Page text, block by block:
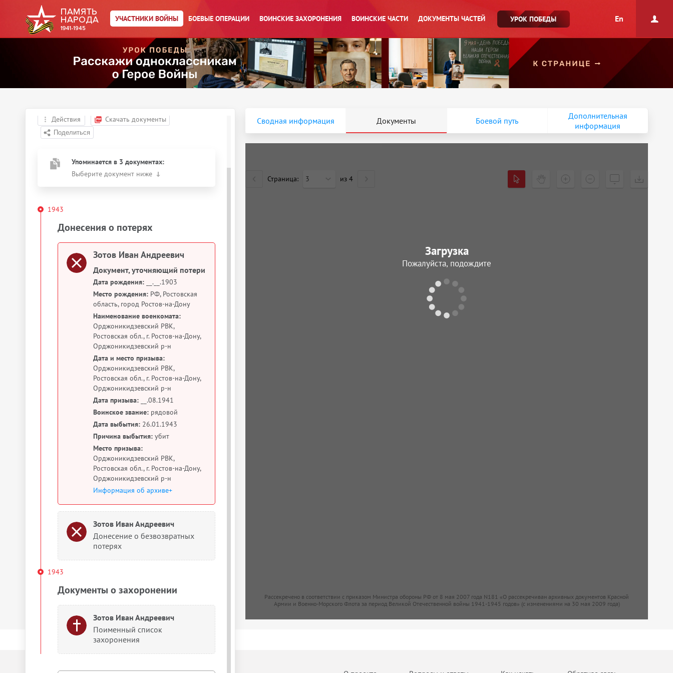
УЧАСТНИКИ ВОЙНЫ БОЕВЫЕ ОПЕРАЦИИ ВОИНСКИЕ ЗАХОРОНЕНИЯ ВОИНСКИЕ ЧАСТИ ДОКУМЕНТЫ ЧАСТЕЙ УРОК ПОБЕДЫ En
Главная страница/ Участники войны/
Зотов Иван Андреевич
Действия
Скачать документы
Упоминается в 3 документах:
Выберите документ ниже
1943
Донесения о потерях
Зотов Иван Андреевич
Документ, уточняющий потери
Дата рождения: __.__.1903
Место рождения: РФ, Ростовская
область, город Ростов-на-Дону
Наименование военкомата:
Орджоникидзевский РВК,
Ростовская обл., г. Ростов-на-Дону,
Орджоникидзевский р-н
Дата и место призыва:
Орджоникидзевский РВК,
Ростовская обл., г. Ростов-на-Дону,
Орджоникидзевский р-н
Дата призыва: __.08.1941
Воинское звание: рядовой
Дата выбытия: 26.01.1943
Причина выбытия: убит
Место призыва:
Орджоникидзевский РВК,
Ростовская обл., г. Ростов-на-Дону,
Орджоникидзевский р-н
Информация об архиве+
Зотов Иван Андреевич
Донесение о безвозвратных
потерях
1943
Документы о захоронении
Зотов Иван Андреевич
Поименный список
захоронения
Сводная информация Документы Боевой путь
Дополнительная
информация
Страница: 3 из 4
Рассекречено в соответствии с приказом Министра обороны РФ от 8 мая 2007 года N181 «О рассекречиван архивных документов Красной
Армии и Военно-Морского Флота за период Великой Отечественной войны 1941-1945 годов» (с изменениями на 30 мая 2009 года)
Загрузка
Пожалуйста, подождите